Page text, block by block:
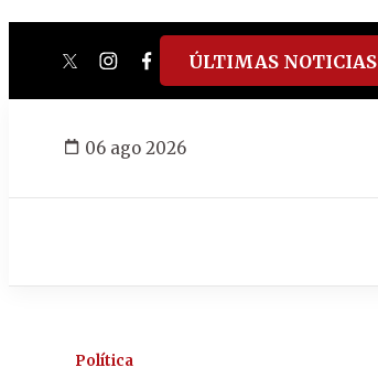
twitterinstagram
facebook
tiktokyoutube
spotify
ÚLTIMAS NOTICIAS
06 ago 2026
Política